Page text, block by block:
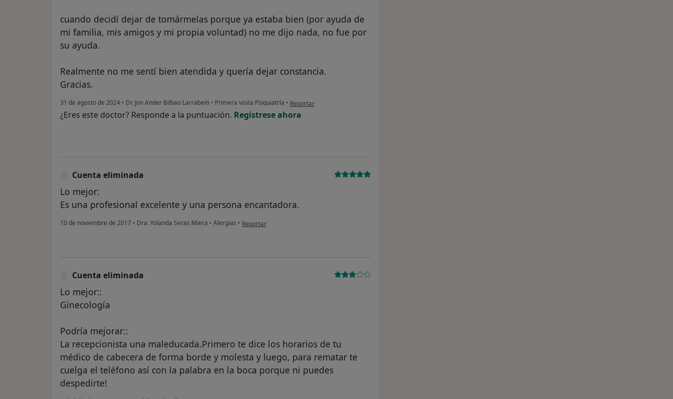
cuando decidí dejar de tomármelas porque ya estaba bien (por ayuda de
mi familia, mis amigos y mi propia voluntad) no me dijo nada, no fue por
su ayuda.
Realmente no me sentí bien atendida y quería dejar constancia.
Gracias.
31 de agosto de 2024 • Dr. Jon Ander Bilbao Larrabeiti • Primera visita Psiquiatría • en opinión del usuario paca gonzález pondera
Reportar
¿Eres este doctor? Responde a la puntuación. Regístrese ahora
Cuenta eliminada
Lo mejor:
Es una profesional excelente y una persona encantadora.
10 de noviembre de 2017 • Dra. Yolanda Seras Miera • Alergias • en opinión del usuario Cuenta eliminada
Reportar
Cuenta eliminada
Lo mejor::
Ginecología
Podría mejorar::
La recepcionista una maleducada.Primero te dice los horarios de tu
médico de cabecera de forma borde y molesta y luego, para rematar te
cuelga el teléfono así con la palabra en la boca porque ni puedes
despedirte!